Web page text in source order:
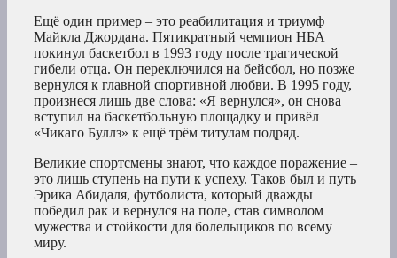
Ещё один пример – это реабилитация и триумф
Майкла Джордана. Пятикратный чемпион НБА
покинул баскетбол в 1993 году после трагической
гибели отца. Он переключился на бейсбол, но позже
вернулся к главной спортивной любви. В 1995 году,
произнеся лишь две слова: «Я вернулся», он снова
вступил на баскетбольную площадку и привёл
«Чикаго Буллз» к ещё трём титулам подряд.
Великие спортсмены знают, что каждое поражение –
это лишь ступень на пути к успеху. Таков был и путь
Эрика Абидаля, футболиста, который дважды
победил рак и вернулся на поле, став символом
мужества и стойкости для болельщиков по всему
миру.